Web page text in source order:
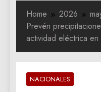
Home 2026
Prevén
actividad eléctrica
NACIONALES